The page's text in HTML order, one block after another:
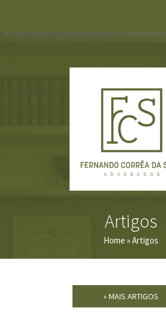
Artigos
Home » Artigos
» MAIS ARTIGOS